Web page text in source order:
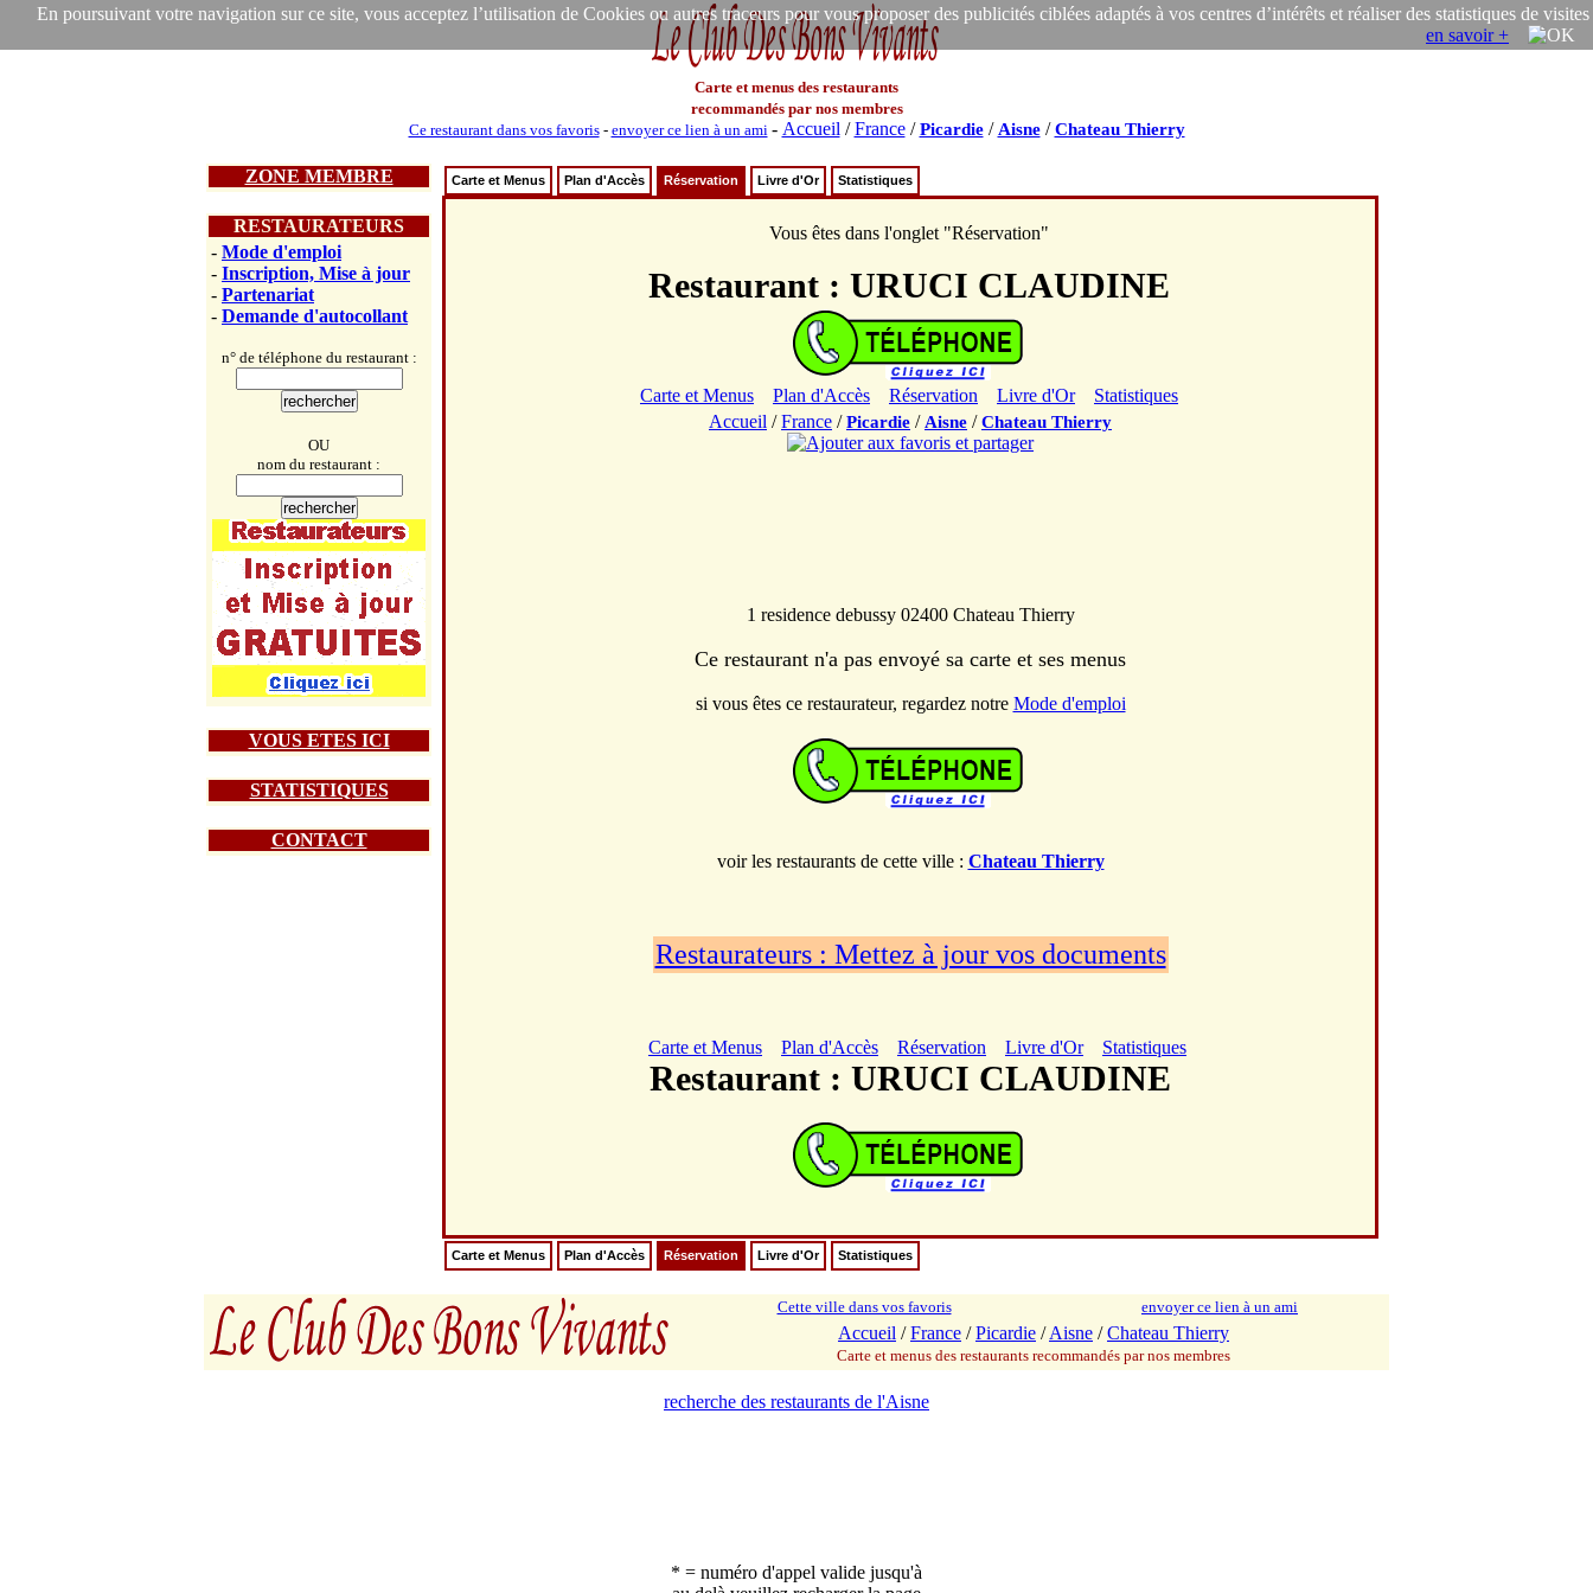
En poursuivant votre navigation sur ce site, vous acceptez l’utilisation de Cookies ou autres traceurs pour vous proposer des publicités ciblées adaptés à vos centres d’intérêts et réaliser des statistiques de visites
en savoir +
Carte et menus des restaurants
recommandés par nos membres
Ce restaurant dans vos favoris- envoyer ce lien à un ami - Accueil /France/Picardie/ Aisne/Chateau Thierry
ZONE MEMBRE
RESTAURATEURS
- Mode d'emploi
- Inscription, Mise à jour
- Partenariat
- Demande d'autocollant
n° de téléphone du restaurant :
OU
nom du restaurant :
VOUS ETES ICI
STATISTIQUES
CONTACT
Carte et Menus Plan d'Accès Réservation Livre d'Or Statistiques
Vous êtes dans l'onglet "Réservation"
Restaurant : URUCI CLAUDINE
Carte et Menus Plan d'Accès Réservation Livre d'Or
Statistiques
Accueil /France /Picardie / Aisne /Chateau Thierry
1 residence debussy 02400 Chateau Thierry
Ce restaurant n'a pas envoyé sa carte et ses menus
si vous êtes ce restaurateur, regardez notre Mode d'emploi
voir les restaurants de cette ville : Chateau Thierry
Restaurateurs : Mettez à jour vos documents
Carte et Menus Plan d'Accès Réservation Livre d'Or Statistiques
Restaurant : URUCI CLAUDINE
Carte et Menus Plan d'Accès Réservation Livre d'Or Statistiques
Cette ville dans vos favoris envoyer ce lien à un ami
Accueil /France /Picardie /Aisne /Chateau Thierry
Carte et menus des restaurants recommandés par nos membres
recherche des restaurants de l'Aisne
* = numéro d'appel valide jusqu'à